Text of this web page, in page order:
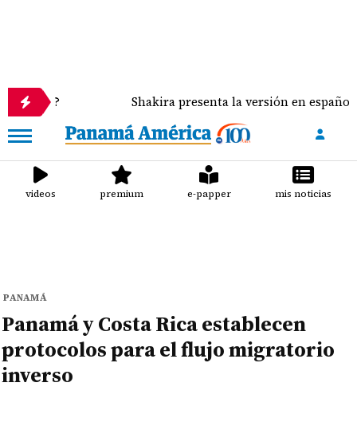
Shakira presenta la versión en español de 'Dai
videos premium e-papper mis noticias
PANAMÁ
Panamá y Costa Rica establecen
protocolos para el flujo migratorio
inverso